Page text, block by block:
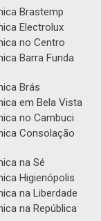
Brastemp
Electrolux
no Centro
Barra Funda
Brás
em Bela Vista
no Cambuci
Consolação
na Sé
Higienópolis
na Liberdade
na República